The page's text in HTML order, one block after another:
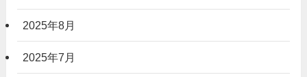
2025年8月
2025年7月